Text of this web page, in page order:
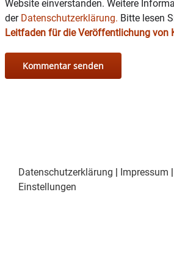
Website einverstanden. Weitere
der Datenschutzerklärung. Bitte lesen
Leitfaden für die Veröffentlichung von
Datenschutzerklärung | Impressum |
Einstellungen